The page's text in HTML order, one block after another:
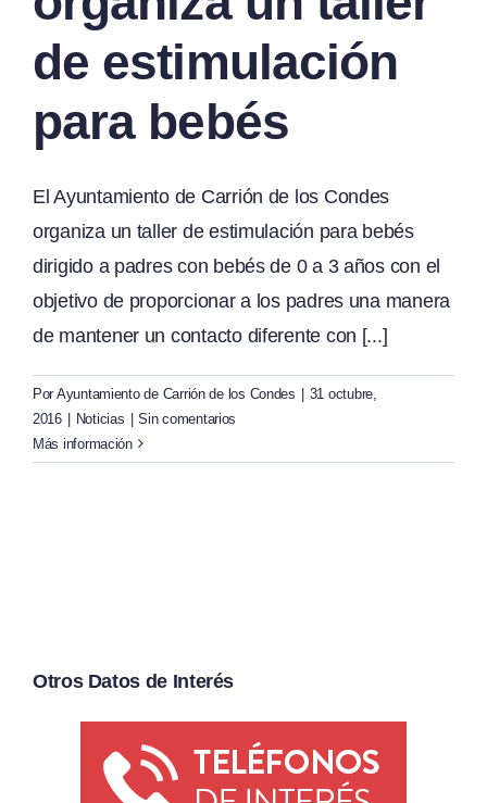
de estimulación
para bebés
El Ayuntamiento de Carrión de los Condes
organiza un taller de estimulación para bebés
dirigido a padres con bebés de 0 a 3 años con el
objetivo de proporcionar a los padres una manera
de mantener un contacto diferente con [...]
Por Ayuntamiento de Carrión de los Condes
31 octubre,
2016
Noticias
Sin comentarios
Más información
Otros Datos de Interés